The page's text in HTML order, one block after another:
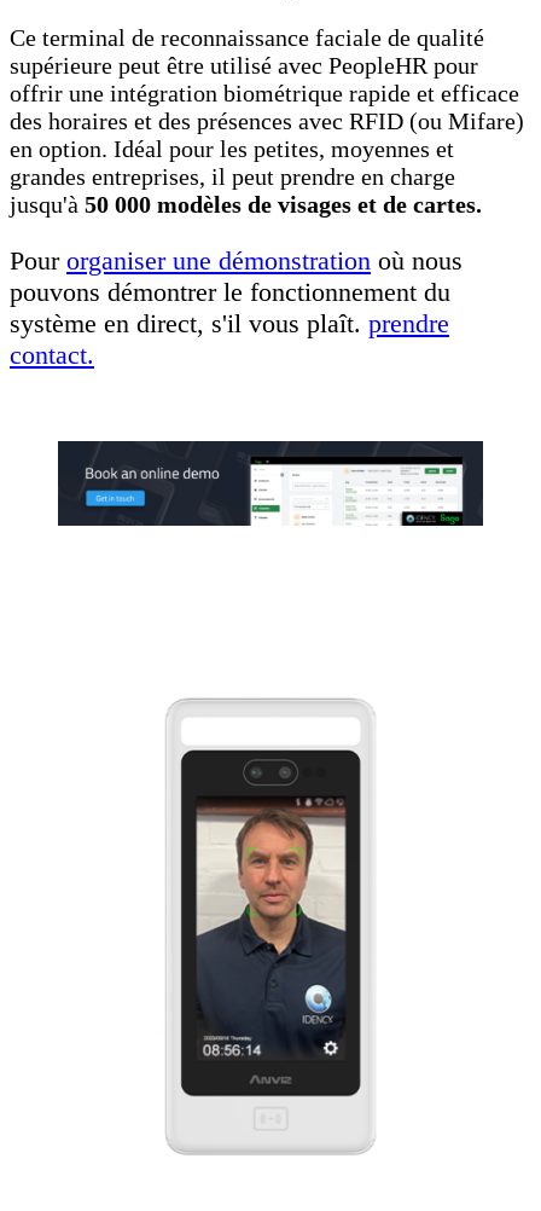
Ce terminal de reconnaissance faciale de qualité
supérieure peut être utilisé avec PeopleHR pour
offrir une intégration biométrique rapide et efficace
des horaires et des présences avec RFID (ou Mifare)
en option. Idéal pour les petites, moyennes et
grandes entreprises, il peut prendre en charge
jusqu'à 50 000 modèles de visages et de cartes.
Pour organiser une démonstration où nous
pouvons démontrer le fonctionnement du
système en direct, s'il vous plaît. prendre
contact.